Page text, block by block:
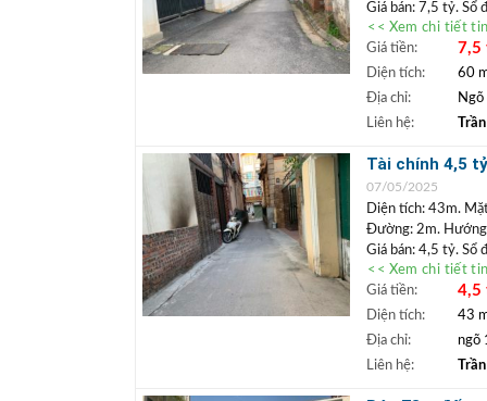
Giá bán: 7,5 tỷ. Sổ
Vị trí: Lôđất nằm ở
Biên ngay đầu ngõ.
cấp như Vincom,
+++ Liên hệ xem
+Bất động
+ Miễn phí
6,5%/năm.
<< Xem chi tiết
Giá tiền:
7,5
Diện tích:
60
Địa chỉ:
Liên hệ:
Tài chính 4,5
định cư lâu dài
07/05/2025
Diện tích: 43m.
Đường: 2m.
Giá bán: 4,5 tỷ. Sổ
Vị trí:Bán lô đất
phù hợp cho gia
THCS Phúc Lợi
+++ Liên hệ xem
+Bất động
<< Xem chi tiết
Giá tiền:
4,5
Diện tích:
43
Địa chỉ:
ngõ
Liên hệ: